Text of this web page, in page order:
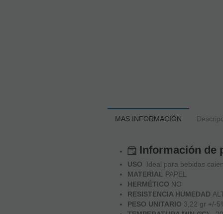
MAS INFORMACIÓN
Información de
USO
Ideal para bebidas
MATERIAL
PAPEL
HERMÉTICO NO
RESISTENCIA HUMEDAD
PESO UNITARIO 3,22 gr +/-